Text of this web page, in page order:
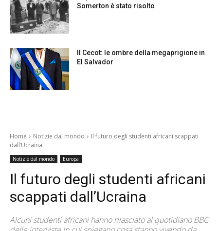
Somerton è stato risolto
Il Cecot: le ombre della megaprigione in
El Salvador